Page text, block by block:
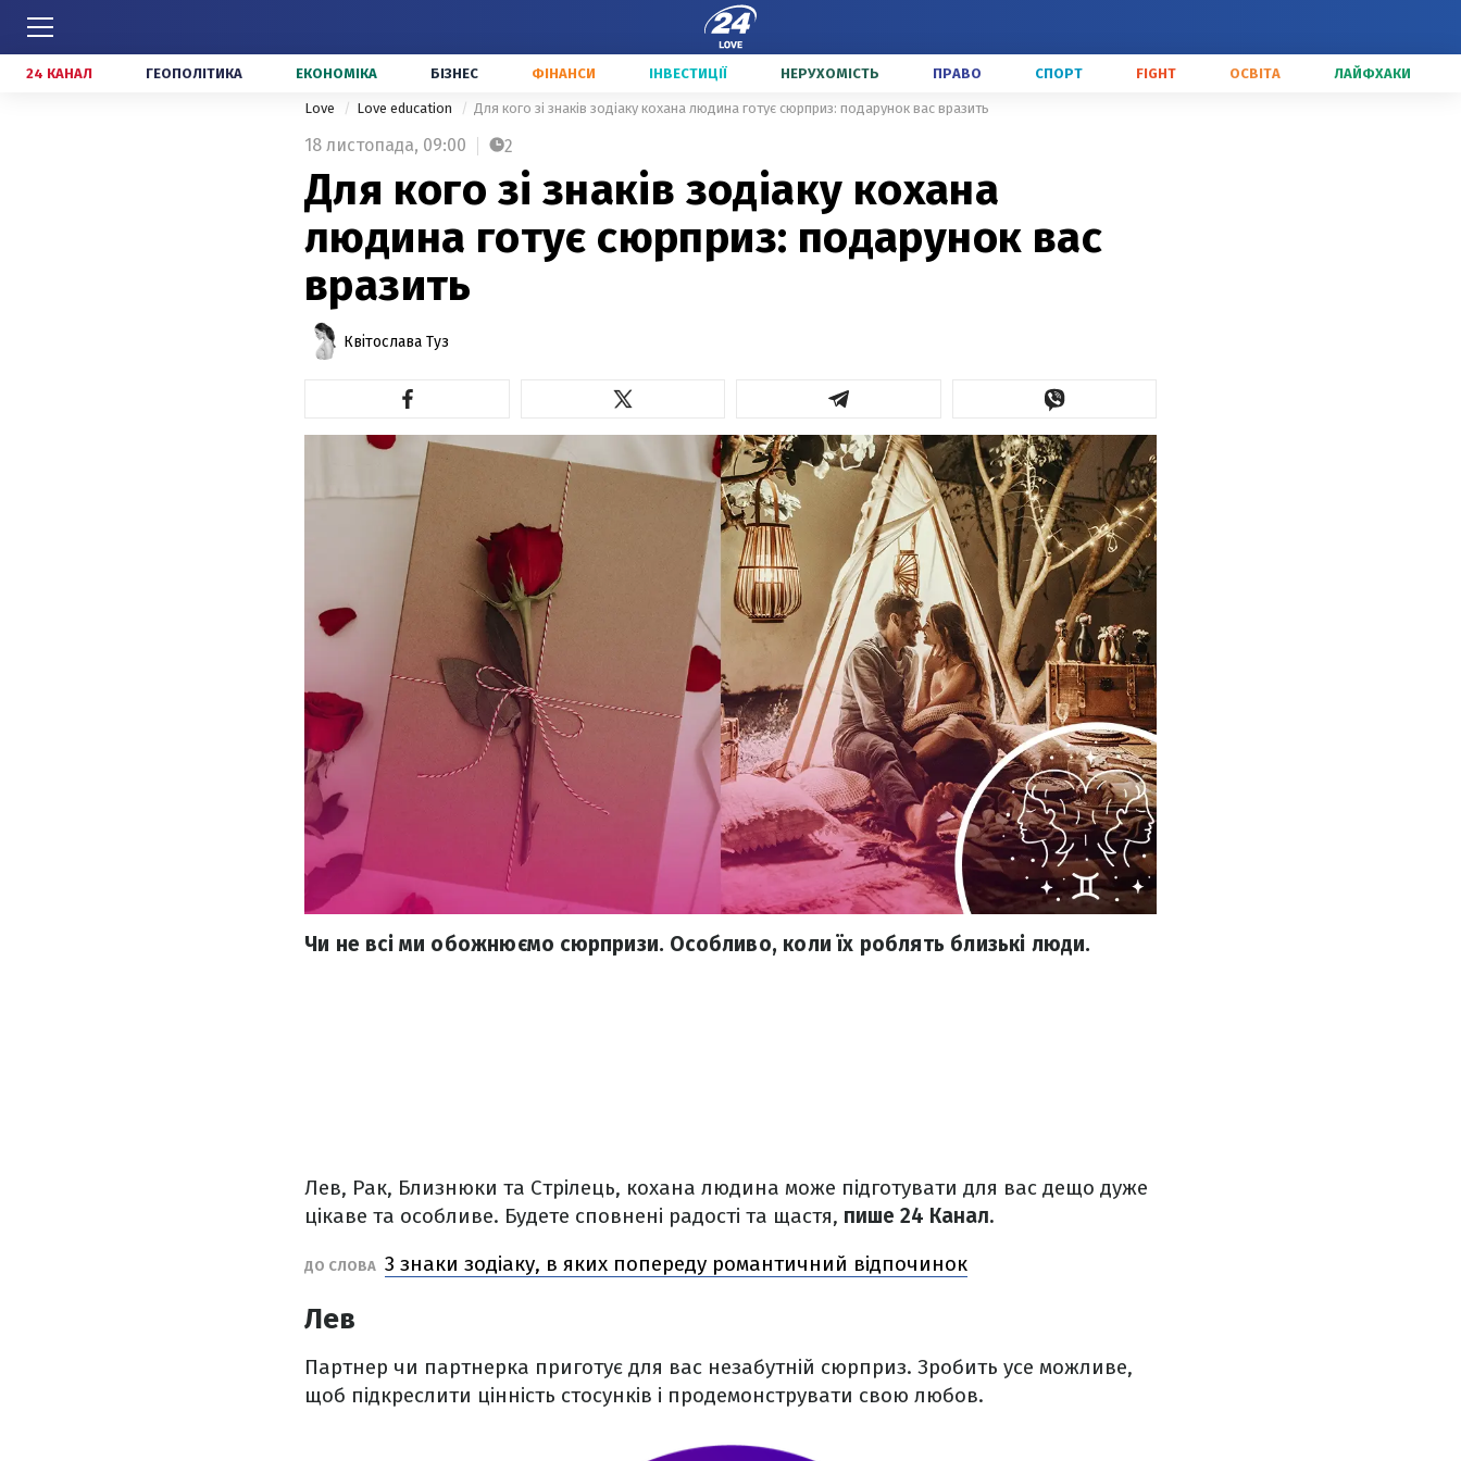
24 КАНАЛ ГЕОПОЛІТИКА ЕКОНОМІКА БІЗНЕС ФІНАНСИ ІНВЕСТИЦІЇ НЕРУХОМІСТЬ ПРАВО СПОРТ FIGHT ОСВІТА ЛАЙФХАКИ
Love Love education Для кого зі знаків зодіаку кохана людина готує сюрприз: подарунок вас вразить
18 листопада, 09:00 2
Для кого зі знаків зодіаку кохана
людина готує сюрприз: подарунок вас
вразить
Квітослава Туз
Чи не всі ми обожнюємо сюрпризи. Особливо, коли їх роблять близькі люди.
Лев, Рак, Близнюки та Стрілець, кохана людина може підготувати для вас дещо дуже
цікаве та особливе. Будете сповнені радості та щастя, пише 24 Канал.
ДО СЛОВА 3 знаки зодіаку, в яких попереду романтичний відпочинок
Лев
Партнер чи партнерка приготує для вас незабутній сюрприз. Зробить усе можливе,
щоб підкреслити цінність стосунків і продемонструвати свою любов.